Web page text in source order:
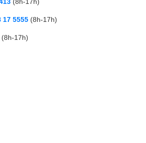
phẩm máy điều hòa
17 5555 (8h-17h)
(8h-17h)